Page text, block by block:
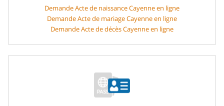
Demande Acte de naissance Cayenne en ligne
Demande Acte de mariage Cayenne en ligne
Demande Acte de décès Cayenne en ligne